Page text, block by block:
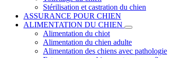
Stérilisation et castration du chien
ASSURANCE POUR CHIEN
ALIMENTATION DU CHIEN
Alimentation du chiot
Alimentation du chien adulte
Alimentation des chiens avec pathologie